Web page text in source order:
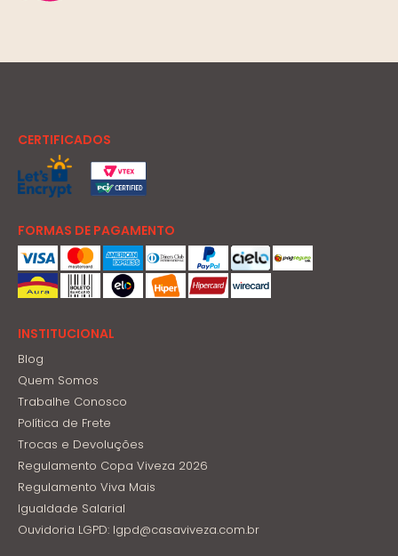
CERTIFICADOS
FORMAS DE PAGAMENTO
INSTITUCIONAL
Blog
Quem Somos
Trabalhe Conosco
Política de Frete
Trocas e Devoluções
Regulamento Copa Viveza 2026
Regulamento Viva Mais
Igualdade Salarial
Ouvidoria LGPD: lgpd@casaviveza.com.br